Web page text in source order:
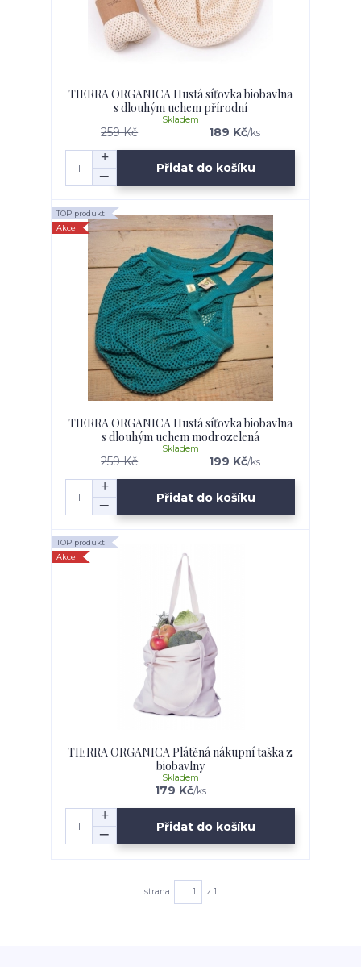
TIERRA ORGANICA Hustá síťovka biobavlna
s dlouhým uchem přírodní
259 Kč 189 Kč/ks
Skladem
Přidat do košíku
TOP produkt
Akce
TIERRA ORGANICA Hustá síťovka biobavlna
s dlouhým uchem modrozelená
259 Kč 199 Kč/ks
Skladem
Přidat do košíku
TOP produkt
Akce
TIERRA ORGANICA Plátěná nákupní taška z
biobavlny
179 Kč/ks
Skladem
Přidat do košíku
strana z 1